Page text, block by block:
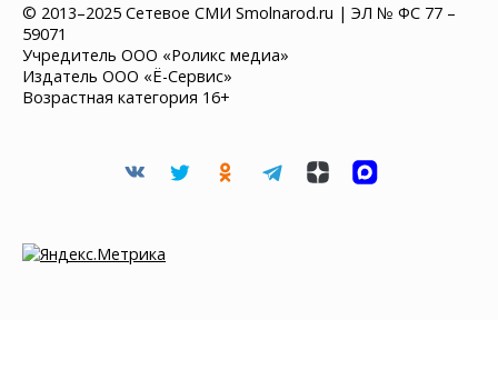
© 2013–2025 Сетевое СМИ Smolnarod.ru | ЭЛ № ФС 77 –
59071
Учредитель ООО «Роликс медиа»
Издатель ООО «Ё-Сервис»
Возрастная категория 16+